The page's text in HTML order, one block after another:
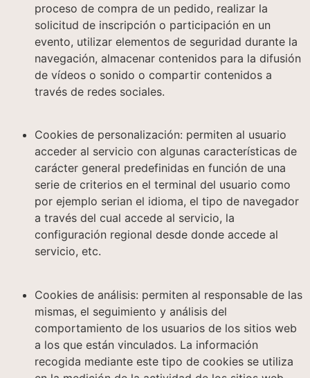
proceso de compra de un pedido, realizar la
solicitud de inscripción o participación en un
evento, utilizar elementos de seguridad durante la
navegación, almacenar contenidos para la difusión
de vídeos o sonido o compartir contenidos a
través de redes sociales.
Cookies de personalización: permiten al usuario
acceder al servicio con algunas características de
carácter general predefinidas en función de una
serie de criterios en el terminal del usuario como
por ejemplo serian el idioma, el tipo de navegador
a través del cual accede al servicio, la
configuración regional desde donde accede al
servicio, etc.
Cookies de análisis: permiten al responsable de las
mismas, el seguimiento y análisis del
comportamiento de los usuarios de los sitios web
a los que están vinculados. La información
recogida mediante este tipo de cookies se utiliza